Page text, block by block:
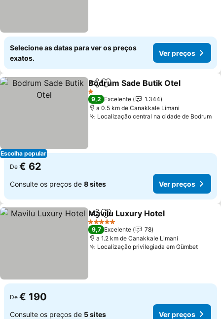
Selecione as datas para ver os preços
exatos.
Ver preços
Escolha popular
PartilharAdicionar aos favoritos
Bodrum Sade Butik Otel
1 Estrelas
9,2 Excelente
1.344
a 0.5 km de Canakkale Limani
Localização central na cidade de Bodrum
De € 62
Consulte os preços de 8 sites Ver preços
PartilharAdicionar aos favoritos
Mavilu Luxury Hotel
5 Estrelas
9,7 Excelente
78
a 1.2 km de Canakkale Limani
Localização privilegiada em Gümbet
De € 190
Consulte os preços de 5 sites Ver preços